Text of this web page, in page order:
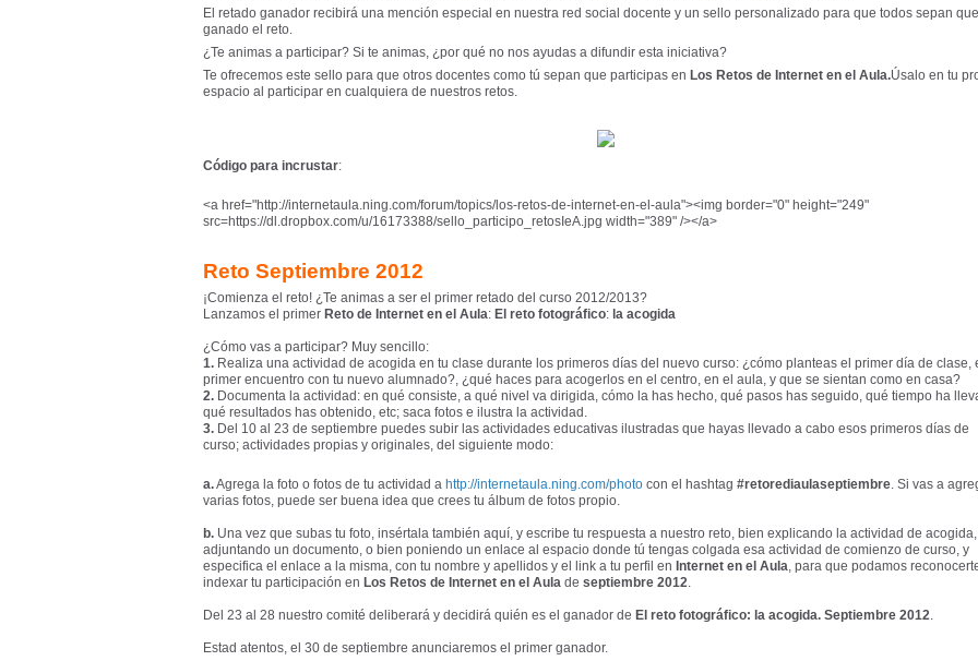
El retado ganador recibirá una mención especial en nuestra red social docente y un sello personalizado para que todos sepan
ganado el reto.
¿Te animas a participar? Si te animas, ¿por qué no nos ayudas a difundir esta iniciativa?
Te ofrecemos este sello para que otros docentes como tú sepan que participas en Los Retos de Internet en el Aula.Úsalo en tu
espacio al participar en cualquiera de nuestros retos.
Código para incrustar:
<a href="http://internetaula.ning.com/forum/topics/los-retos-de-internet-en-el-aula"><img border="0" height="249"
src=https://dl.dropbox.com/u/16173388/sello_participo_retosIeA.jpg width="389" /></a>
Reto Septiembre 2012
¡Comienza el reto! ¿Te animas a ser el primer retado del curso 2012/2013?
Lanzamos el primer Reto de Internet en el Aula: El reto fotográfico: la acogida
¿Cómo vas a participar? Muy sencillo:
1. Realiza una actividad de acogida en tu clase durante los primeros días del nuevo curso: ¿cómo planteas el primer día de clase,
primer encuentro con tu nuevo alumnado?, ¿qué haces para acogerlos en el centro, en el aula, y que se sientan como en casa?
2. Documenta la actividad: en qué consiste, a qué nivel va dirigida, cómo la has hecho, qué pasos has seguido, qué tiempo ha
qué resultados has obtenido, etc; saca fotos e ilustra la actividad.
3. Del 10 al 23 de septiembre puedes subir las actividades educativas ilustradas que hayas llevado a cabo esos primeros días de
curso; actividades propias y originales, del siguiente modo:
a.Agrega la foto o fotos de tu actividad a http://internetaula.ning.com/photo con el hashtag #retorediaulaseptiembre. Si vas a
varias fotos, puede ser buena idea que crees tu álbum de fotos propio.
b. Una vez que subas tu foto, insértala también aquí, y escribe tu respuesta a nuestro reto, bien explicando la actividad de
adjuntando un documento, o bien poniendo un enlace al espacio donde tú tengas colgada esa actividad de comienzo de curso, y
especifica el enlace a la misma, con tu nombre y apellidos y el link a tu perfil en Internet en el Aula, para que podamos
indexar tu participación en Los Retos de Internet en el Aula de septiembre 2012.
Del 23 al 28 nuestro comité deliberará y decidirá quién es el ganador de El reto fotográfico: la acogida. Septiembre 2012.
Estad atentos, el 30 de septiembre anunciaremos el primer ganador.